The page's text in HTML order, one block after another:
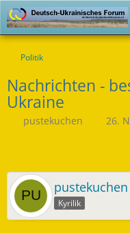
Politik
Nachrichten -
Ukraine
pustekuchen 26.
pustekuchen
Kyrilik